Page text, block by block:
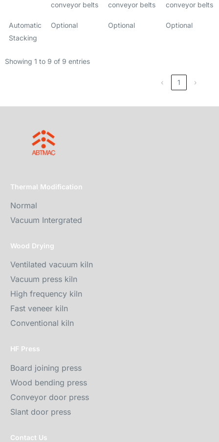
conveyor belts conveyor belts conveyor belts
Automatic
Stacking
Optional Optional Optional
Showing 1 to 9 of 9 entries
‹ 1 ›
Thermal Modification
Normal
Vacuum Intergrated
Wood Drying
Ventilated vacuum kiln
Vacuum press kiln
High frequency kiln
Fast veneer kiln
Conventional kiln
HF Press
Board joining press
Wood bending press
Conveyor door press
Slant door press
Contact Us